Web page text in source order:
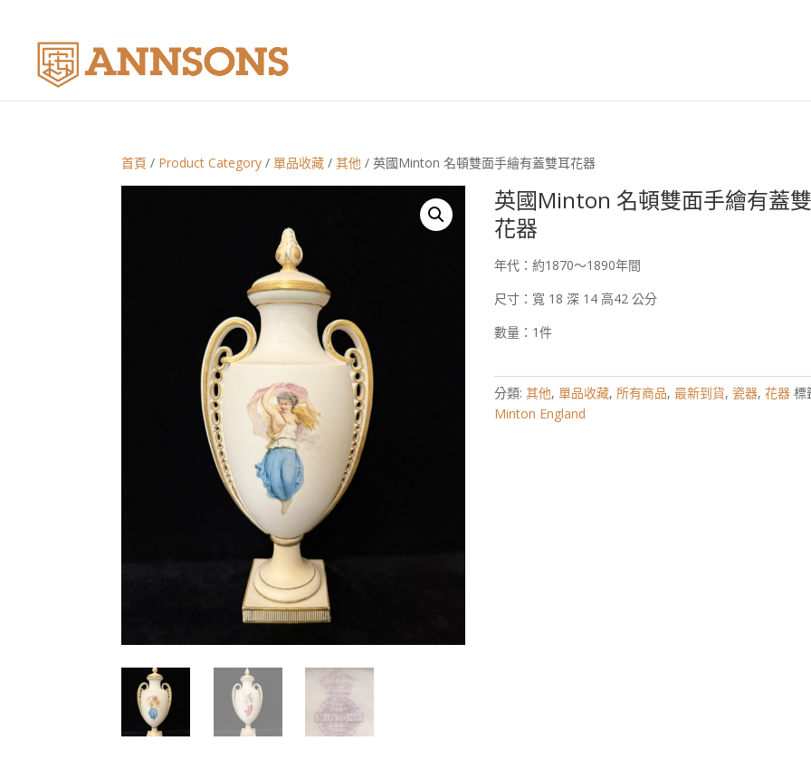
首頁 / Product Category /單品收藏 /其他 / 英國Minton 名頓雙面手繪有蓋雙耳花器
英國Minton 名頓雙面手繪有蓋
花器
年代：約1870～1890年間
尺寸：寬 18 深 14 高42 公分
數量：1件
分類:其他,單品收藏, 所有商品,最新到貨,瓷器,花器 標
Minton England